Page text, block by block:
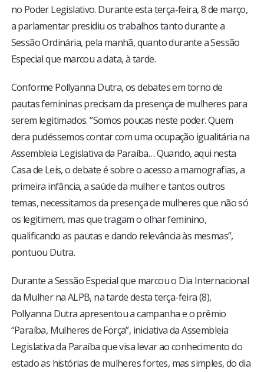
no Poder Legislativo. Durante esta terça-feira, 8 de março,
a parlamentar presidiu os trabalhos tanto durante a
Sessão Ordinária, pela manhã, quanto durante a Sessão
Especial que marcou a data, à tarde.
Conforme Pollyanna Dutra, os debates em torno de
pautas femininas precisam da presença de mulheres para
serem legitimados. “Somos poucas neste poder. Quem
dera pudéssemos contar com uma ocupação igualitária na
Assembleia Legislativa da Paraíba… Quando, aqui nesta
Casa de Leis, o debate é sobre o acesso a mamografias, a
primeira infância, a saúde da mulher e tantos outros
temas, necessitamos da presença de mulheres que não só
os legitimem, mas que tragam o olhar feminino,
qualificando as pautas e dando relevância às mesmas”,
pontuou Dutra.
Durante a Sessão Especial que marcou o Dia Internacional
da Mulher na ALPB, na tarde desta terça-feira (8),
Pollyanna Dutra apresentou a campanha e o prêmio
“Paraíba, Mulheres de Força”, iniciativa da Assembleia
Legislativa da Paraíba que visa levar ao conhecimento do
estado as histórias de mulheres fortes, mas simples, do dia